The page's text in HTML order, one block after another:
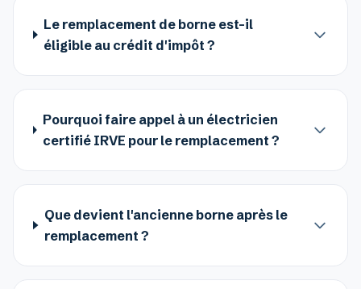
Le remplacement de borne est-il
éligible au crédit d'impôt ?
Pourquoi faire appel à un électricien
certifié IRVE pour le remplacement ?
Que devient l'ancienne borne après le
remplacement ?